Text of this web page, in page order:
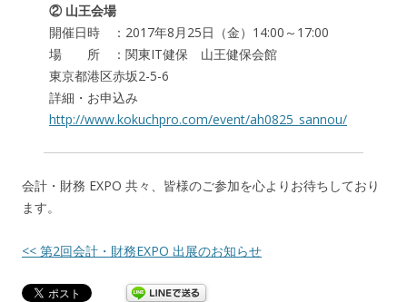
② 山王会場
開催日時 ：2017年8月25日（金）14:00～17:00
場 所 ：関東IT健保 山王健保会館
東京都港区赤坂2-5-6
詳細・お申込み
http://www.kokuchpro.com/event/ah0825_sannou/
会計・財務 EXPO 共々、皆様のご参加を心よりお待ちしており
ます。
<< 第2回会計・財務EXPO 出展のお知らせ